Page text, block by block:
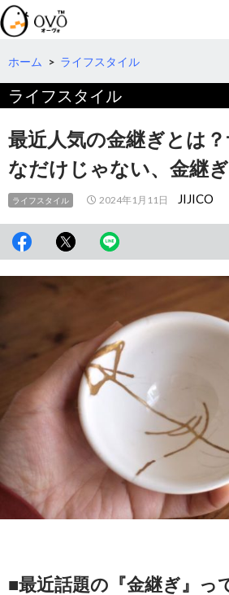
検
索
コ
テ
ツ
へ
動
ホーム > ライフスタイル
ライフスタイル
最近人気の金継ぎとは
なだけじゃない、金継
ライフスタイル 2024年1月11日 JIJICO
■最近話題の『金継ぎ』っ